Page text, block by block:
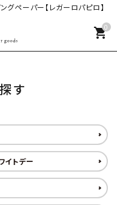
グペーパー【レガーロパピロ】
0
shopping_cart
す
イトデー